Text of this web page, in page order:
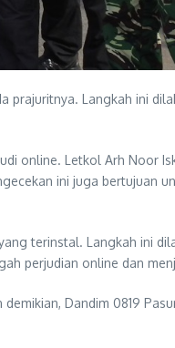
prajuritnya. Langkah ini
online. Letkol Arh Noor
ini juga bertujuan
terinstal. Langkah ini
perjudian online dan
Dandim 0819